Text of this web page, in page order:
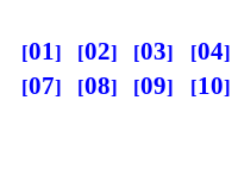
01 02 03 04
07
08 09 10